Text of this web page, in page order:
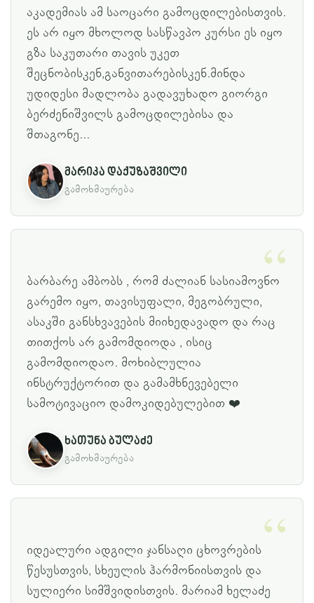
აკადემიას ამ საოცარი გამოცდილებისთვის.
ეს არ იყო მხოლოდ სასწავპო კურსი ეს იყო
გზა საკუთარი თავის უკეთ
შეცნობისკენ,განვითარებისკენ.მინდა
უდიდესი მადლობა გადავუხადო გიორგი
ბერძენიშვილს გამოცდილებისა და
შთაგონე...
მარიკა დაქუზაშვილი
გამოხმაურება
ბარბარე ამბობს , რომ ძალიან სასიამოვნო
გარემო იყო, თავისუფალი, მეგობრული,
ასაკში განსხვავების მიიხედავადო და რაც
თითქოს არ გამომდიოდა , ისიც
გამომდიოდაო. მოხიბლულია
ინსტრუქტორით და გამამხნევებელი
სამოტივაციო დამოკიდებულებით ❤️
ხათუნა ბულაძე
გამოხმაურება
იდეალური ადგილი ჯანსაღი ცხოვრების
წესუსთვის, სხეულის ჰარმონიისთვის და
სულიერი სიმშვიდისთვის. მარიამ ხელაძე